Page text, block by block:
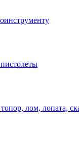
лом, лопата,